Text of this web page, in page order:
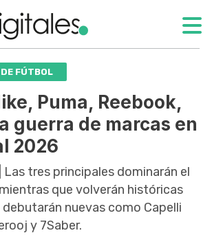
FÚTBOL
Puma, Reebook,
guerra de marcas en
2026
| Las tres principales dominarán el
que volverán históricas
nuevas como Capelli
y 7Saber.